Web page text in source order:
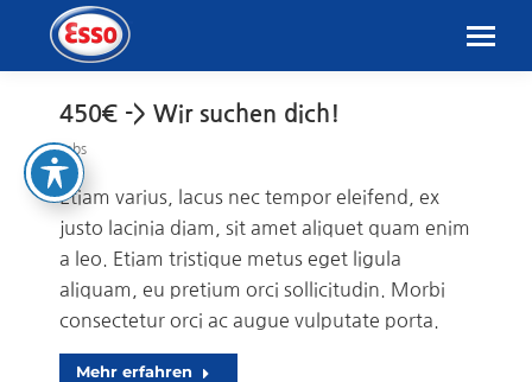
450€ -> Wir suchen dich!
Jobs
Etiam varius, lacus nec tempor eleifend, ex
justo lacinia diam, sit amet aliquet quam enim
a leo. Etiam tristique metus eget ligula
aliquam, eu pretium orci sollicitudin. Morbi
consectetur orci ac augue vulputate porta.
Mehr erfahren